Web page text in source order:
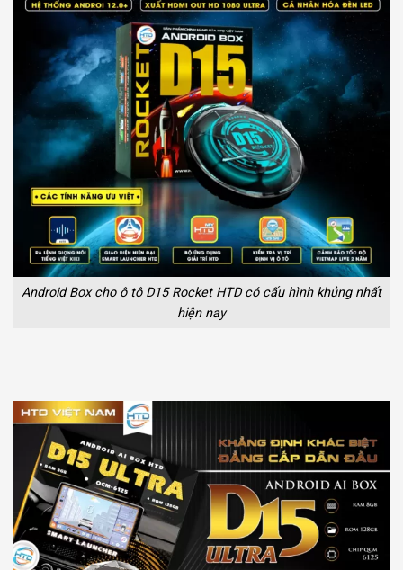
Android Box cho ô tô D15 Rocket HTD có cấu hình khủng nhất
hiện nay